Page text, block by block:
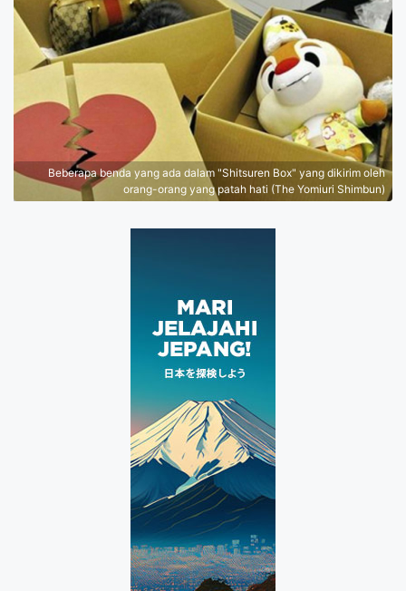
Beberapa benda yang ada dalam "Shitsuren Box" yang dikirim oleh
orang-orang yang patah hati (The Yomiuri Shimbun)